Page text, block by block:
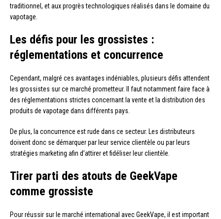
traditionnel, et aux progrès technologiques réalisés dans le domaine du
vapotage.
Les défis pour les grossistes :
réglementations et concurrence
Cependant, malgré ces avantages indéniables, plusieurs défis attendent
les grossistes sur ce marché prometteur. Il faut notamment faire face à
des réglementations strictes concernant la vente et la distribution des
produits de vapotage dans différents pays.
De plus, la concurrence est rude dans ce secteur. Les distributeurs
doivent donc se démarquer par leur service clientèle ou par leurs
stratégies marketing afin d’attirer et fidéliser leur clientèle.
Tirer parti des atouts de GeekVape
comme grossiste
Pour réussir sur le marché international avec GeekVape, il est important